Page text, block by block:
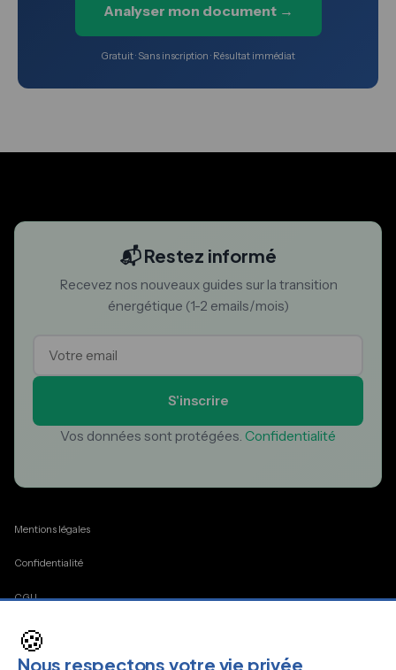
Analyser mon document →
Gratuit · Sans inscription · Résultat immédiat
📬 Restez informé
Recevez nos nouveaux guides sur la transition
énergétique (1-2 emails/mois)
S'inscrire
Vos données sont protégées. Confidentialité
Mentions légales
Confidentialité
CGU
Cookies
Contact
🍪
Nous respectons votre vie privée